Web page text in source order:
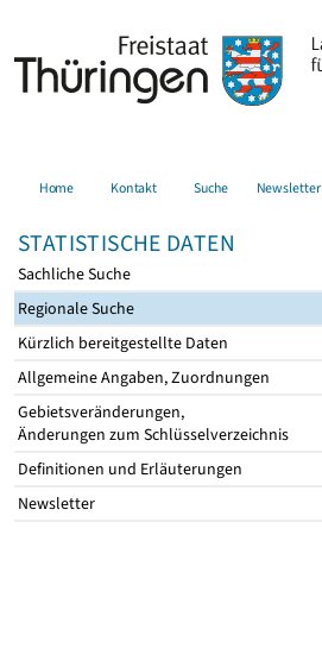
Home Kontakt Suche Newsletter
STATISTISCHE DATEN
Sachliche Suche
Regionale Suche
Kürzlich bereitgestellte Daten
Allgemeine Angaben, Zuordnungen
Gebietsveränderungen,
Änderungen zum Schlüsselverzeichnis
Definitionen und Erläuterungen
Newsletter